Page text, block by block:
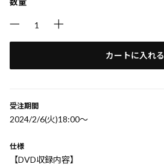
カートに入れる
受注期間
2024/2/6(火)18:00〜
仕様
【DVD収録内容】